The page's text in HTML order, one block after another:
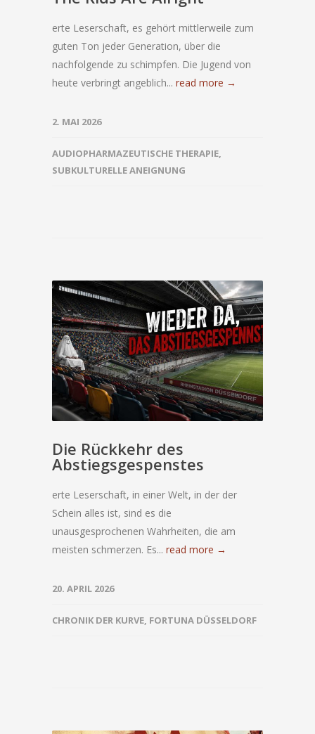
erte Leserschaft, es gehört mittlerweile zum
guten Ton jeder Generation, über die
nachfolgende zu schimpfen. Die Jugend von
heute verbringt angeblich... read more →
2. MAI 2026
AUDIOPHARMAZEUTISCHE THERAPIE,
SUBKULTURELLE ANEIGNUNG
Die Rückkehr des
Abstiegsgespenstes
erte Leserschaft, in einer Welt, in der der
Schein alles ist, sind es die
unausgesprochenen Wahrheiten, die am
meisten schmerzen. Es... read more →
20. APRIL 2026
CHRONIK DER KURVE, FORTUNA DÜSSELDORF